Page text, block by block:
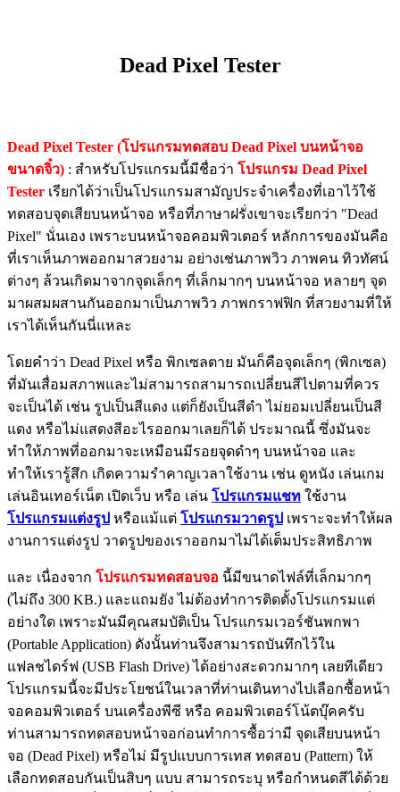
Dead Pixel Tester
Dead Pixel Tester (โปรแกรมทดสอบ Dead Pixel บนหน้าจอ
ขนาดจิ๋ว) : สำหรับโปรแกรมนี้มีชื่อว่า โปรแกรม Dead Pixel
Tester เรียกได้ว่าเป็นโปรแกรมสามัญประจำเครื่องที่เอาไว้ใช้
ทดสอบจุดเสียบนหน้าจอ หรือที่ภาษาฝรั่งเขาจะเรียกว่า "Dead
Pixel" นั่นเอง เพราะบนหน้าจอคอมพิวเตอร์ หลักการของมันคือ
ที่เราเห็นภาพออกมาสวยงาม อย่างเช่นภาพวิว ภาพคน ทิวทัศน์
ต่างๆ ล้วนเกิดมาจากจุดเล็กๆ ที่เล็กมากๆ บนหน้าจอ หลายๆ จุด
มาผสมผสานกันออกมาเป็นภาพวิว ภาพกราฟฟิก ที่สวยงามที่ให้
เราได้เห็นกันนี่แหละ
โดยคำว่า Dead Pixel หรือ พิกเซลตาย มันก็คือจุดเล็กๆ (พิกเซล)
ที่มันเสื่อมสภาพและไม่สามารถสามารถเปลี่ยนสีไปตามที่ควร
จะเป็นได้ เช่น รูปเป็นสีแดง แต่ก็ยังเป็นสีดำ ไม่ยอมเปลี่ยนเป็นสี
แดง หรือไม่แสดงสีอะไรออกมาเลยก็ได้ ประมาณนี้ ซึ่งมันจะ
ทำให้ภาพที่ออกมาจะเหมือนมีรอยจุดดำๆ บนหน้าจอ และ
ทำให้เรารู้สึก เกิดความรำคาญเวลาใช้งาน เช่น ดูหนัง เล่นเกม
เล่นอินเทอร์เน็ต เปิดเว็บ หรือ เล่น โปรแกรมแชท ใช้งาน
โปรแกรมแต่งรูป หรือแม้แต่ โปรแกรมวาดรูป เพราะจะทำให้ผล
งานการแต่งรูป วาดรูปของเราออกมาไม่ได้เต็มประสิทธิภาพ
และ เนื่องจาก โปรแกรมทดสอบจอ นี้มีขนาดไฟล์ที่เล็กมากๆ
(ไม่ถึง 300 KB.) และแถมยัง ไม่ต้องทำการติดตั้งโปรแกรมแต่
อย่างใด เพราะมันมีคุณสมบัติเป็น โปรแกรมเวอร์ชันพกพา
(Portable Application) ดังนั้นท่านจึงสามารถบันทึกไว้ใน
แฟลชไดร์ฟ (USB Flash Drive) ได้อย่างสะดวกมากๆ เลยทีเดียว
โปรแกรมนี้จะมีประโยชน์ในเวลาที่ท่านเดินทางไปเลือกซื้อหน้า
จอคอมพิวเตอร์ บนเครื่องพีซี หรือ คอมพิวเตอร์โน้ตบุ๊คครับ
ท่านสามารถทดสอบหน้าจอก่อนทำการซื้อว่ามี จุดเสียบนหน้า
จอ (Dead Pixel) หรือไม่ มีรูปแบบการเทส ทดสอบ (Pattern) ให้
เลือกทดสอบกันเป็นสิบๆ แบบ สามารถระบุ หรือกำหนดสีได้ด้วย